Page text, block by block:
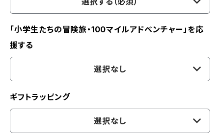
「小学生たちの冒険旅・100マイルアドベンチャー」を応
援する
選択なし
ギフトラッピング
選択なし